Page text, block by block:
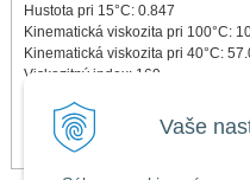
Vaše
Hustota pri 15°C: 0.847
Kinematická viskozita pri 100°C:
Kinematická viskozita pri 40°C:
Viskozitný index: 169
HTHS: 2.9 mPa.s
TBN: 8.0 mg KOH/gm